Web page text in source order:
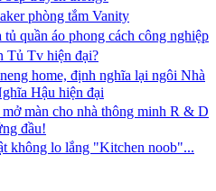
phòng tắm Vanity
quần áo phong cách công nghiệp
Tủ Tv hiện đại?
home, định nghĩa lại ngôi Nhà
Hậu hiện đại
màn cho nhà thông minh R & D
đầu!
không lo lắng "Kitchen noob"...